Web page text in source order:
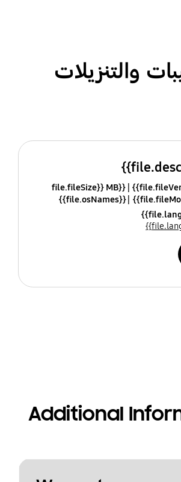
والتنزيلات
{{file.fileSize}} MB
{{file.osNames}}
Additional